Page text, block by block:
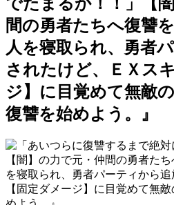
間の勇者たちへ復讐
人を寝取られ、勇者
されたけど、ＥＸス
ジ】に目覚めて無敵
復讐を始めよう。』